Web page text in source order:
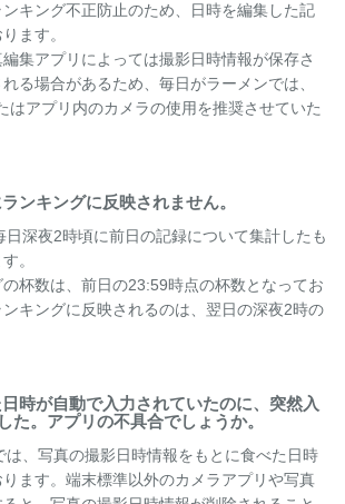
キング不正防止のため、日時を編集した記
ます。
集アプリによっては撮影日時情報が保存さ
る場合があるため、毎日がラーメンでは、
はアプリ内のカメラの使用を推奨させていた
ンキングに反映されません。
日深夜2時頃に前日の記録について集計したも
。
杯数は、前日の23:59時点の杯数となってお
キングに反映されるのは、翌日の深夜2時の
時が自動で入力されていたのに、突然入
た。アプリの不具合でしょうか。
は、写真の撮影日時情報をもとに食べた日時
ます。端末標準以外のカメラアプリや写真